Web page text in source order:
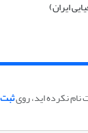
نکرده اید، روی